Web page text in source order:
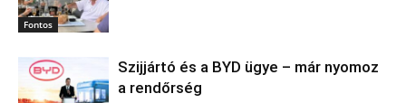
Fontos
Szijjártó és a BYD ügye – már nyomoz
a rendőrség